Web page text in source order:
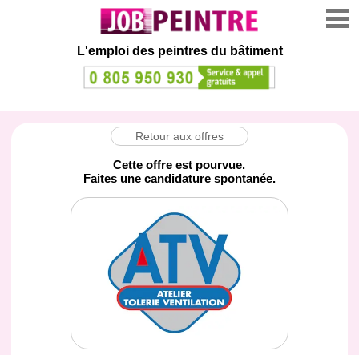
L'emploi des peintres du bâtiment
Retour aux offres
Cette offre est pourvue.
Faites une candidature spontanée.